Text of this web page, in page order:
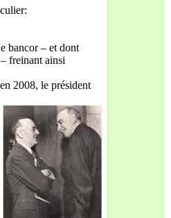
bancor – et dont
freinant ainsi
2008, le président